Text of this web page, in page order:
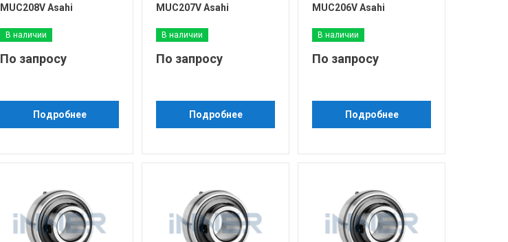
MUC208V Asahi
В наличии
По запросу
Подробнее
MUC207V Asahi
В наличии
По запросу
Подробнее
MUC206V Asahi
В наличии
По запросу
Подробнее